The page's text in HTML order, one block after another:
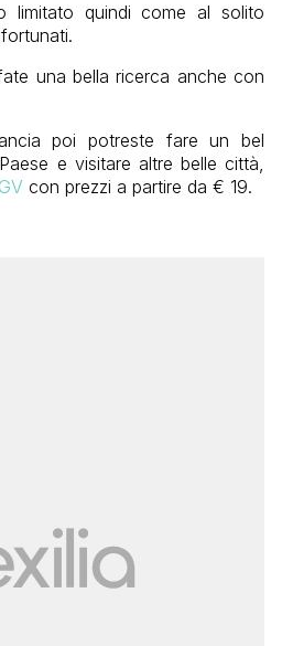
limitato quindi come al solito
una bella ricerca anche con
poi potreste fare un bel
e visitare altre belle città,
con prezzi a partire da € 19.